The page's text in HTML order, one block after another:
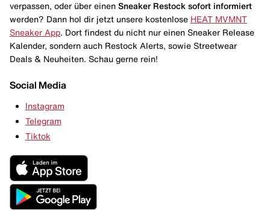
verpassen, oder über einen Sneaker Restock sofort informiert
werden? Dann hol dir jetzt unsere kostenlose HEAT MVMNT
Sneaker App . Dort findest du nicht nur einen Sneaker Release
Kalender, sondern auch Restock Alerts, sowie Streetwear
Deals & Neuheiten. Schau gerne rein!
Social Media
Instagram
Telegram
Tiktok